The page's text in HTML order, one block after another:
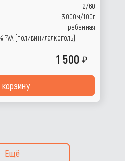
2/60
3000м/100г
гребенная
РVА (поливинилалкоголь)
1 500
Ещё